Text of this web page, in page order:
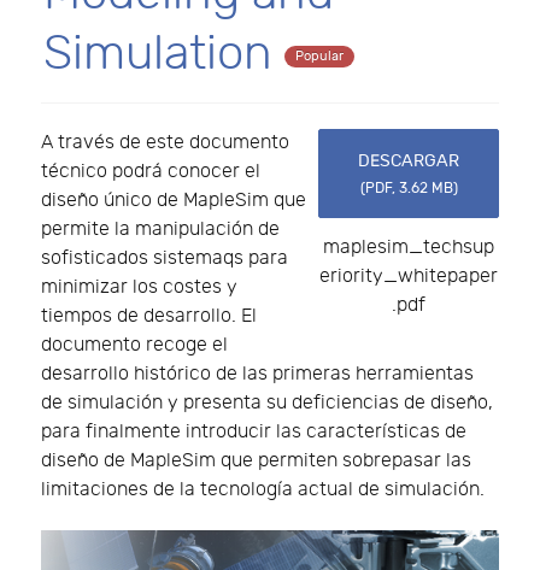
Simulation
Popular
DESCARGAR
(PDF, 3.62 MB)
maplesim_techsup
eriority_whitepaper
.pdf
A través de este documento
técnico podrá conocer el
diseño único de MapleSim que
permite la manipulación de
sofisticados sistemaqs para
minimizar los costes y
tiempos de desarrollo. El
documento recoge el
desarrollo histórico de las primeras herramientas
de simulación y presenta su deficiencias de diseño,
para finalmente introducir las características de
diseño de MapleSim que permiten sobrepasar las
limitaciones de la tecnología actual de simulación.